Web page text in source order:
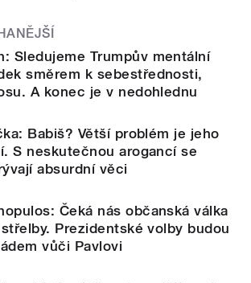
Sledujeme Trumpův mentální
směrem k sebestřednosti,
A konec je v nedohlednu
Babiš? Větší problém je jeho
S neskutečnou arogancí se
absurdní věci
Čeká nás občanská válka
Prezidentské volby budou
vůči Pavlovi